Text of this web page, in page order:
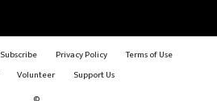
Subscribe Privacy Policy
Terms of Use
Volunteer
Support Us